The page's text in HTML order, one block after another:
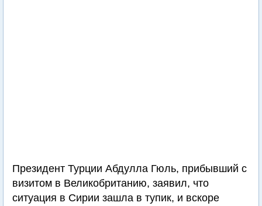
Президент Турции Абдулла Гюль, прибывший с
визитом в Великобританию, заявил, что
ситуация в Сирии зашла в тупик, и вскоре